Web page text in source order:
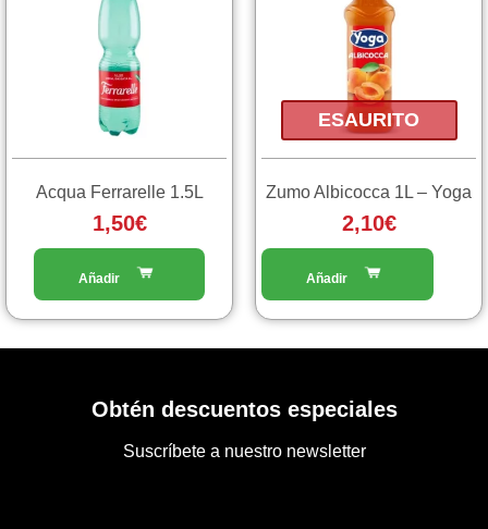
Acqua Ferrarelle 1.5L
1,50€
ESAURITO
Zumo Albicocca 1L – Yoga
2,10€
Obtén descuentos especiales
Suscríbete a nuestro newsletter